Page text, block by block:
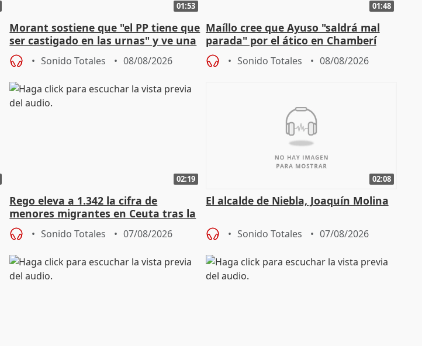
01:53
Morant sostiene que "el PP tiene que
ser castigado en las urnas" y ve una
"pulsión de cambio"
Sonido Totales 08/08/2026
01:48
Maíllo cree que Ayuso "saldrá mal
parada" por el ático en Chamberí
Sonido Totales 08/08/2026
02:19
Rego eleva a 1.342 la cifra de
menores migrantes en Ceuta tras la
entrada masiva
Sonido Totales 07/08/2026
02:08
El alcalde de Niebla, Joaquín Molina
Sonido Totales 07/08/2026